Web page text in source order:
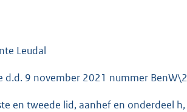
Leudal
d.d. 9 november 2021 nummer
en tweede lid, aanhef en onderdeel